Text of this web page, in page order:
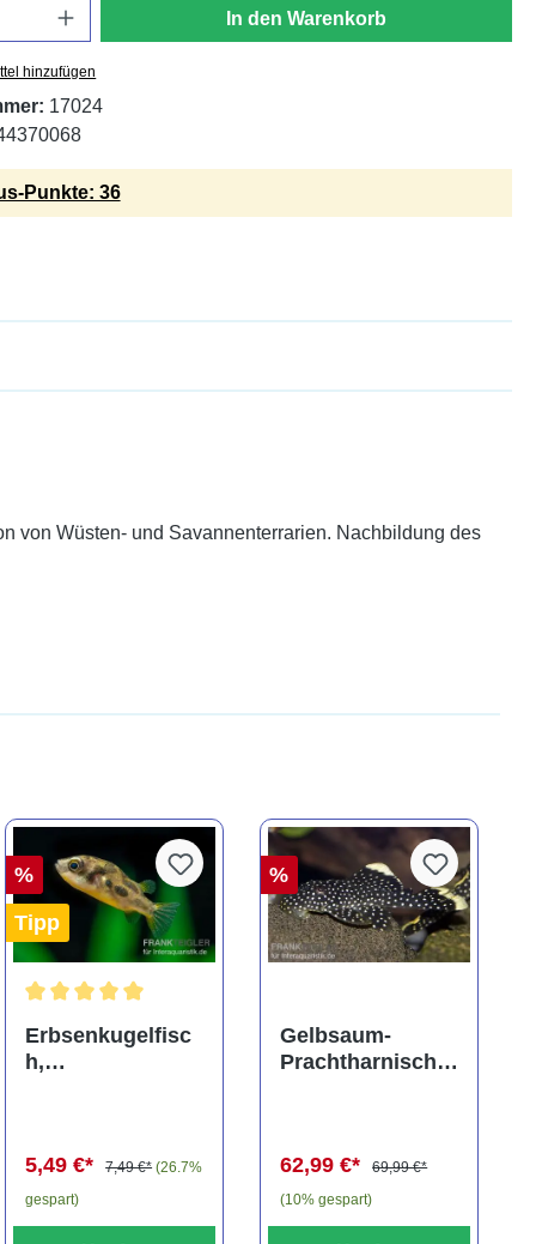
In den Warenkorb
hinzufügen
17024
Punkte: 36
von Wüsten- und Savannenterrarien. Nachbildung des
%
Tipp
Erbsenkugelfisc
h,
5,49 €*
7,49 €* (26.7%
gespart)
%
Gelbsaum-
Prachtharnischw
62,99 €*
69,99 €*
(10% gespart)